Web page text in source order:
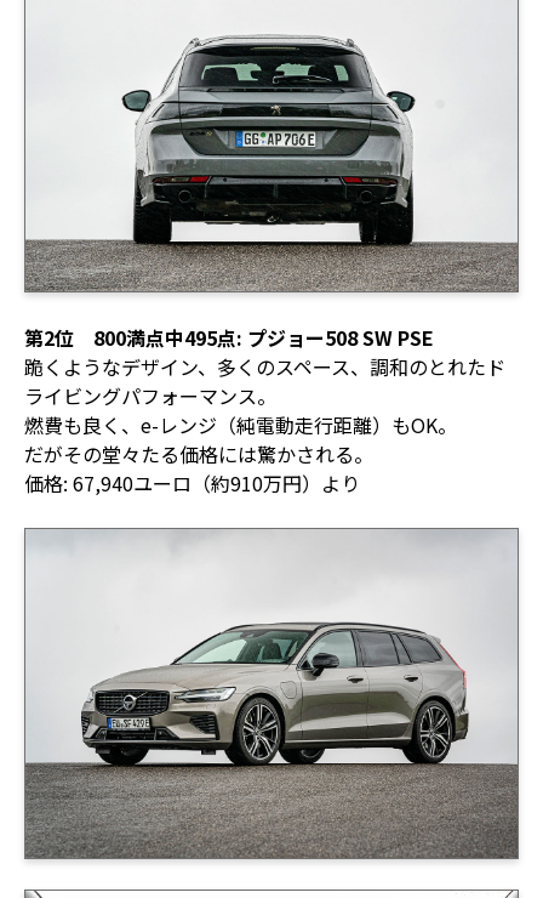
第2位 800満点中495点: プジョー508 SW PSE
跪くようなデザイン、多くのスペース、調和のとれたド
ライビングパフォーマンス。
燃費も良く、e-レンジ（純電動走行距離）もOK。
だがその堂々たる価格には驚かされる。
価格: 67,940ユーロ（約910万円）より